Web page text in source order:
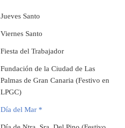
Jueves Santo
Viernes Santo
Fiesta del Trabajador
Fundación de la Ciudad de Las
Palmas de Gran Canaria (Festivo en
LPGC)
Día del Mar *